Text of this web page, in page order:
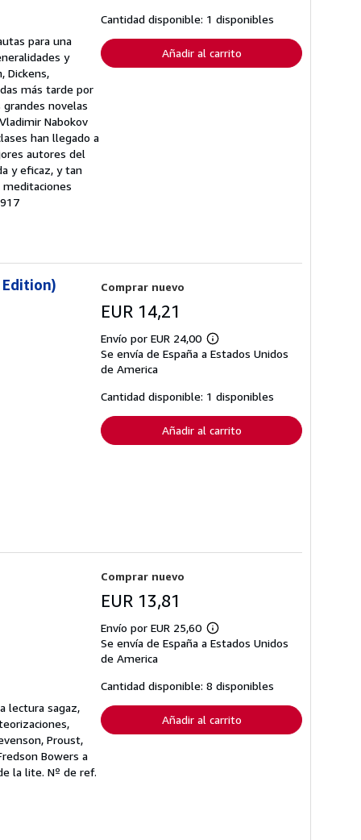
para una
y
Dickens,
más tarde por
novelas
Nabokov
han llegado a
autores del
y eficaz, y tan
meditaciones
tarifas
de
envío
Cantidad disponible: 1 disponibles
Añadir al carrito
Comprar nuevo
EUR 14,21
Envío por EUR 24,00
Más
información
tarifas
de
envío
Se envía de España a Estados Unidos
de America
Cantidad disponible: 1 disponibles
Añadir al carrito
lectura sagaz,
Proust,
Bowers a
la lite. Nº de ref.
Comprar nuevo
EUR 13,81
Envío por EUR 25,60
Más
información
tarifas
de
envío
Se envía de España a Estados Unidos
de America
Cantidad disponible: 8 disponibles
Añadir al carrito